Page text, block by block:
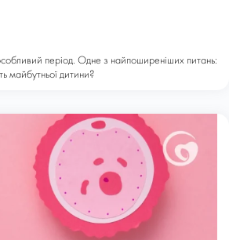
період. Одне з найпоширеніших питань:
майбутньої дитини?